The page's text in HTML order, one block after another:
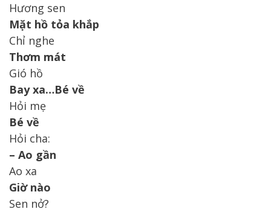
Hương sen
Mặt hồ tỏa khắp
Chỉ nghe
Thơm mát
Gió hồ
Bay xa…Bé về
Hỏi mẹ
Bé về
Hỏi cha:
– Ao gần
Ao xa
Giờ nào
Sen nở?